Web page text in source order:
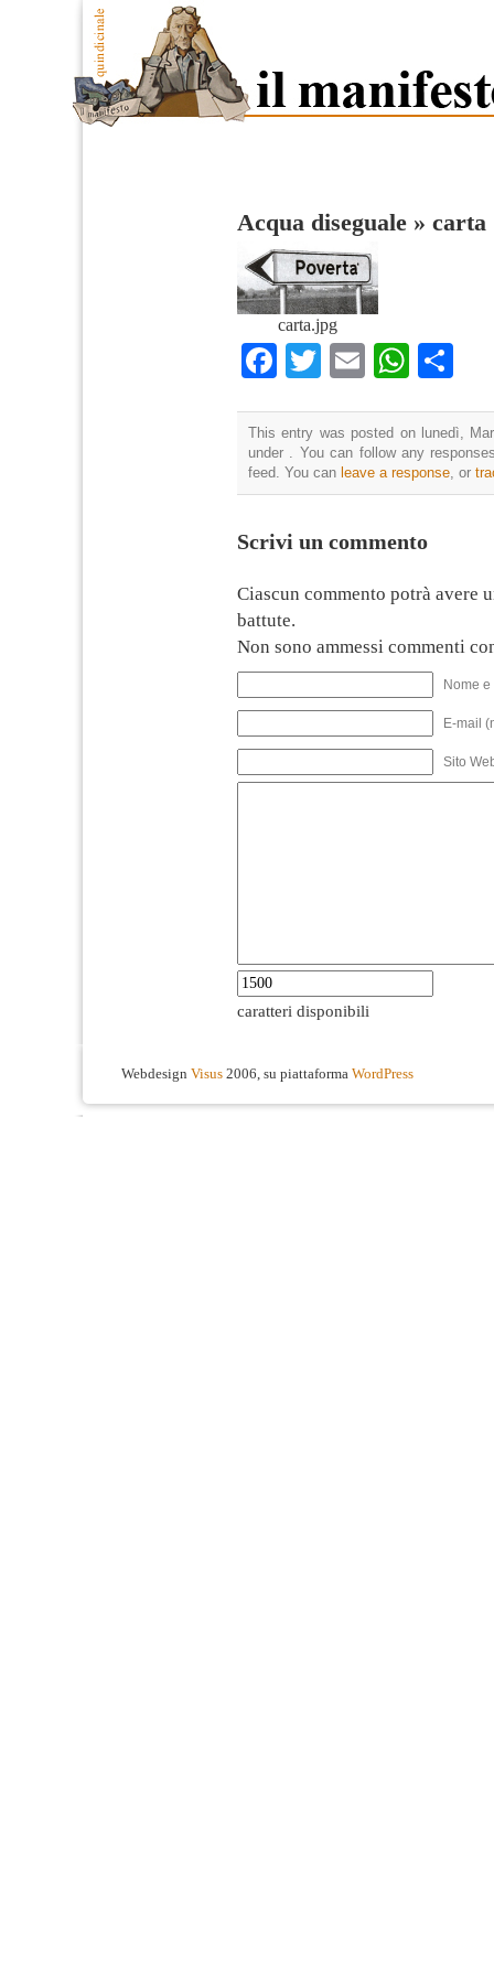
Acqua diseguale » carta
carta.jpg
Facebook
TwitterEmail
This entry was posted on lunedì,
under . You can follow any
feed. You can leave a response, or
Scrivi un commento
Ciascun commento potrà avere
battute.
Non sono ammessi commenti
Nome
E-mail
Sito
caratteri disponibili
Webdesign Visus 2006, su piattaforma WordPress